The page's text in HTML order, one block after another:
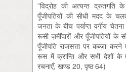
”विद्रोह की अत्यन्त द्रुतगति
पूँजीपतियों की सीधी मदद के
जनता के बीच पर्याप्त वर्गीय
रूसी ज़मींदारों और पूँजीपतियों
पूँजीपति राजसत्ता पर कब्ज़ा
रूस में क्रान्ति और सभी देशों के
रचनाएँ, खण्ड 20, पृष्ठ 64)